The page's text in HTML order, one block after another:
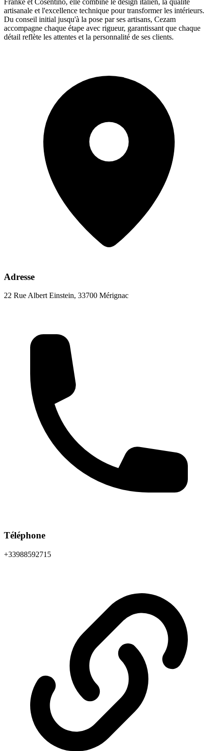
artisanale et l'excellence technique pour transformer les intérieurs.
Du conseil initial jusqu'à la pose par ses artisans, Cezam
accompagne chaque étape avec rigueur, garantissant que chaque
détail reflète les attentes et la personnalité de ses clients.
Adresse
22 Rue Albert Einstein, 33700 Mérignac
Téléphone
+33988592715